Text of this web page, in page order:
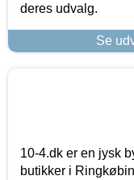
deres udvalg.
Se
10-4.dk er en jysk
butikker i